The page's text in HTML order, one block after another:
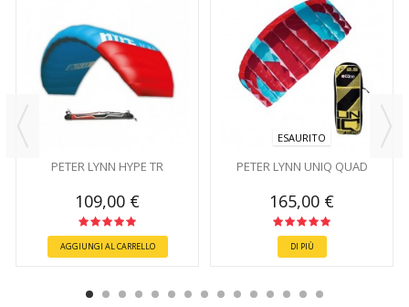
PETER LYNN HYPE TR
109,00 €
AGGIUNGI AL CARRELLO
ESAURITO
PETER LYNN UNIQ QUAD
165,00 €
DI PIÙ